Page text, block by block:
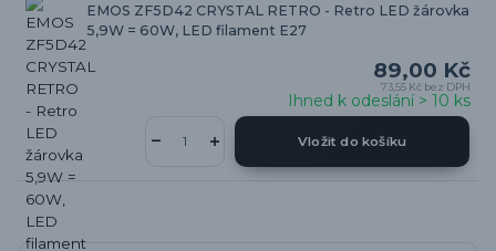
EMOS ZF5D42 CRYSTAL RETRO - Retro LED žárovka
5,9W = 60W, LED filament E27
89,00 Kč
73,55 Kč bez DPH
Ihned k odeslání > 10 ks
Vložit do košíku